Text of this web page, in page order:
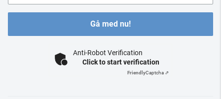
Gå med nu!
Anti-Robot Verification
Click to start verification
FriendlyCaptcha ⇗